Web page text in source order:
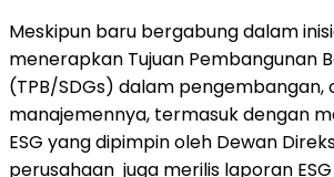
Meskipun baru bergabung dalam
menerapkan Tujuan Pembangunan
(TPB/SDGs) dalam pengembangan,
manajemennya, termasuk dengan
ESG yang dipimpin oleh Dewan
perusahaan juga merilis laporan